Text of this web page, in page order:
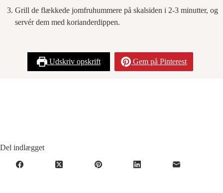
Grill de flækkede jomfruhummere på skalsiden i 2-3 minutter, og
servér dem med korianderdippen.
Udskriv opskrift Gem på Pinterest
Del indlægget